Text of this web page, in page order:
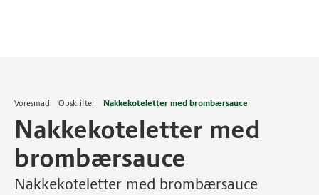
Voresmad Opskrifter Nakkekoteletter med brombærsauce
Nakkekoteletter med
brombærsauce
Nakkekoteletter med brombærsauce